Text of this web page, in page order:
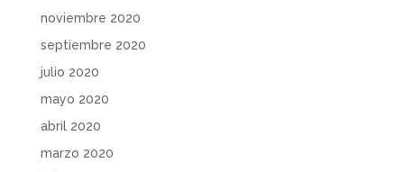
noviembre 2020
septiembre 2020
julio 2020
mayo 2020
abril 2020
marzo 2020